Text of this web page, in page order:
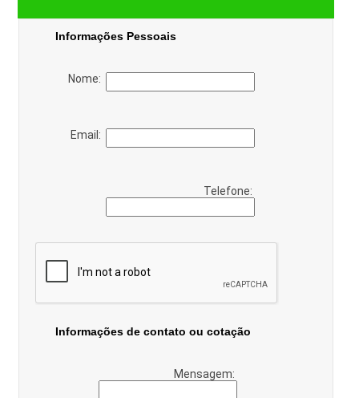
Informações Pessoais
Nome:
Email:
Telefone:
Informações de contato ou cotação
Mensagem: